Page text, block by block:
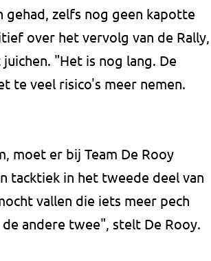
gehad, zelfs nog geen kapotte
over het vervolg van de Rally,
"Het is nog lang. De
te veel risico's meer nemen.
moet er bij Team De Rooy
tacktiek in het tweede deel van
vallen die iets meer pech
andere twee", stelt De Rooy.